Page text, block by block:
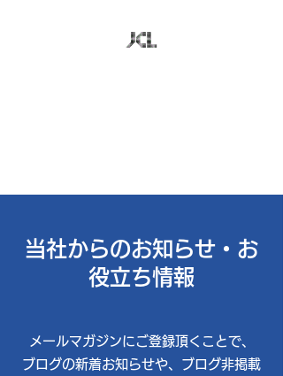
当社からのお知らせ・お
役立ち情報
​メールマガジンにご登録頂くことで、
ブログの新着お知らせや、ブログ非掲載